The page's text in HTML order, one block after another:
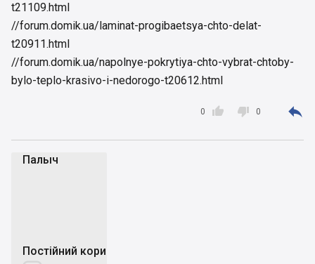
t21109.html
//forum.domik.ua/laminat-progibaetsya-chto-delat-
t20911.html
//forum.domik.ua/napolnye-pokrytiya-chto-vybrat-chtoby-
bylo-teplo-krasivo-i-nedorogo-t20612.html

0  0 
Палыч
Постійний користувач